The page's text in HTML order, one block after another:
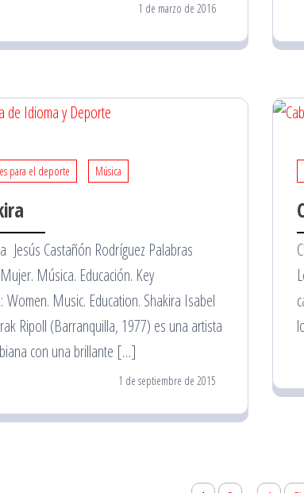
1 de marzo de 2016
para el deporte Música
Jesús Castañón Rodríguez Palabras
Música. Educación. Key
Women. Music. Education. Shakira Isabel
Ripoll (Barranquilla, 1977) es una artista
con una brillante […]
1 de septiembre de 2015